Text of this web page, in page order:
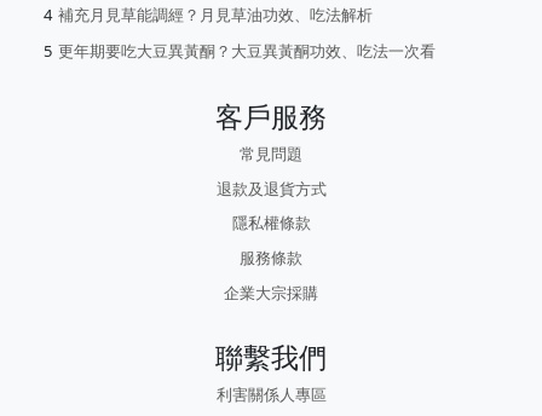
補充月見草能調經？月見草油功效、吃法解析
更年期要吃大豆異黃酮？大豆異黃酮功效、吃法一次看
客戶服務
常見問題
退款及退貨方式
隱私權條款
服務條款
企業大宗採購
聯繫我們
利害關係人專區